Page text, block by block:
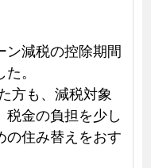
減税の控除期間
。
方も、減税対象
税金の負担を少し
の住み替えをおす